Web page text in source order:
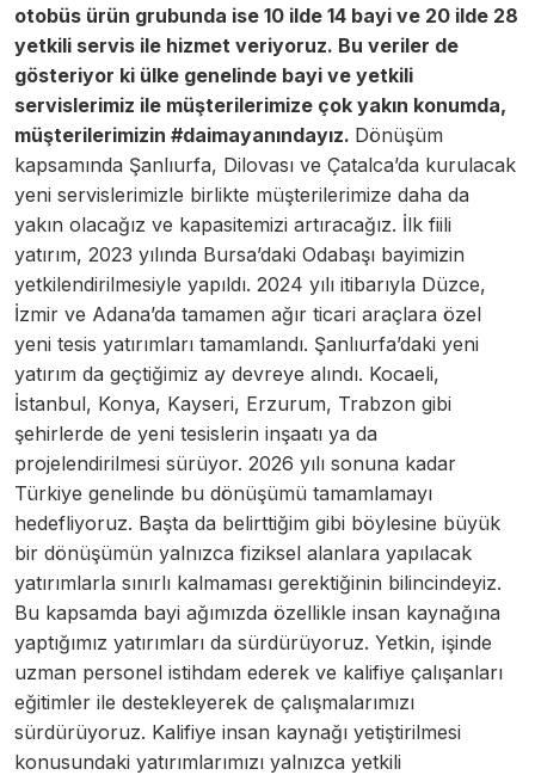
otobüs ürün grubunda ise 10 ilde 14 bayi ve 20 ilde 28
yetkili servis ile hizmet veriyoruz. Bu veriler de
gösteriyor ki ülke genelinde bayi ve yetkili
servislerimiz ile müşterilerimize çok yakın konumda,
müşterilerimizin #daimayanındayız. Dönüşüm
kapsamında Şanlıurfa, Dilovası ve Çatalca’da kurulacak
yeni servislerimizle birlikte müşterilerimize daha da
yakın olacağız ve kapasitemizi artıracağız. İlk fiili
yatırım, 2023 yılında Bursa’daki Odabaşı bayimizin
yetkilendirilmesiyle yapıldı. 2024 yılı itibarıyla Düzce,
İzmir ve Adana’da tamamen ağır ticari araçlara özel
yeni tesis yatırımları tamamlandı. Şanlıurfa’daki yeni
yatırım da geçtiğimiz ay devreye alındı. Kocaeli,
İstanbul, Konya, Kayseri, Erzurum, Trabzon gibi
şehirlerde de yeni tesislerin inşaatı ya da
projelendirilmesi sürüyor. 2026 yılı sonuna kadar
Türkiye genelinde bu dönüşümü tamamlamayı
hedefliyoruz. Başta da belirttiğim gibi böylesine büyük
bir dönüşümün yalnızca fiziksel alanlara yapılacak
yatırımlarla sınırlı kalmaması gerektiğinin bilincindeyiz.
Bu kapsamda bayi ağımızda özellikle insan kaynağına
yaptığımız yatırımları da sürdürüyoruz. Yetkin, işinde
uzman personel istihdam ederek ve kalifiye çalışanları
eğitimler ile destekleyerek de çalışmalarımızı
sürdürüyoruz. Kalifiye insan kaynağı yetiştirilmesi
konusundaki yatırımlarımızı yalnızca yetkili